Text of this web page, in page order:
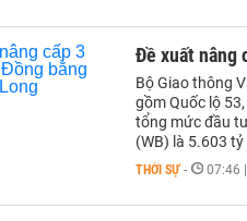
Đề xuất nâng
Bộ Giao thông
gồm Quốc lộ
tổng mức đầu
(WB) là 5.603
THỜI SỰ - 07:46